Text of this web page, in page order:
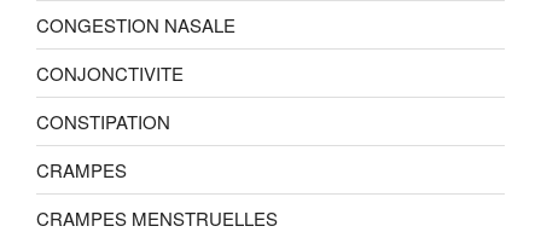
CONGESTION NASALE
CONJONCTIVITE
CONSTIPATION
CRAMPES
CRAMPES MENSTRUELLES